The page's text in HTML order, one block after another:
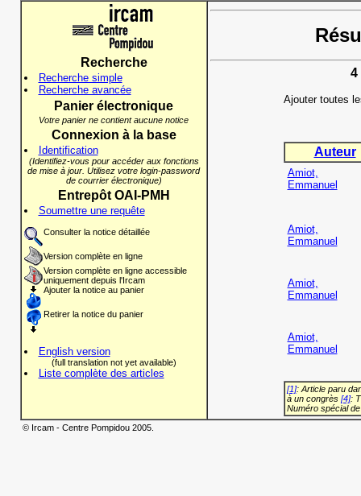
Recherche
Recherche simple
Recherche avancée
Panier électronique
Votre panier ne contient aucune notice
Connexion à la base
Identification
(Identifiez-vous pour accéder aux fonctions
de mise à jour. Utilisez votre login-password
de courrier électronique)
Entrepôt OAI-PMH
Soumettre une requête
Consulter la notice détaillée
Version complète en ligne
Version complète en ligne accessible
uniquement depuis l'Ircam
Ajouter la notice au panier
Retirer la notice du panier
English version
(full translation not yet available)
Liste complète des articles
4
Ajouter toutes
Auteur
Amiot,
Emmanuel
Amiot,
Emmanuel
Amiot,
Emmanuel
Amiot,
Emmanuel
[1]: Article paru
à un congrès [4]:
Numéro spécial
© Ircam - Centre Pompidou 2005.